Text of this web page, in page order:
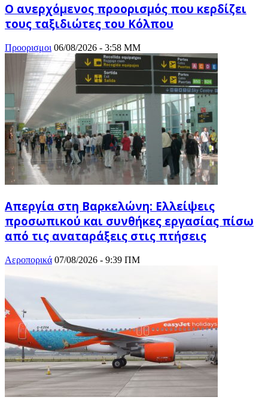
Ο ανερχόμενος προορισμός που κερδίζει
τους ταξιδιώτες του Κόλπου
Προορισμοι 06/08/2026 - 3:58 ΜΜ
Απεργία στη Βαρκελώνη: Ελλείψεις
προσωπικού και συνθήκες εργασίας πίσω
από τις αναταράξεις στις πτήσεις
Αεροπορικά 07/08/2026 - 9:39 ΠΜ